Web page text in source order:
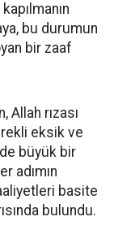
bu durumun
bir zaaf
Allah rızası
eksik ve
büyük bir
adımın
basite
bulundu.